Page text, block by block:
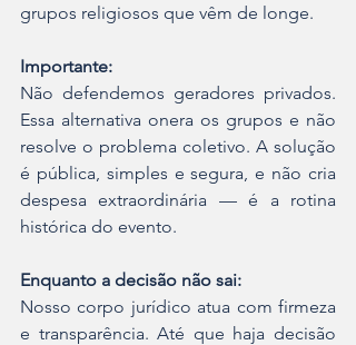
grupos religiosos que vêm de longe.
Importante:
Não defendemos geradores privados.
Essa alternativa onera os grupos e não
resolve o problema coletivo. A solução
é pública, simples e segura, e não cria
despesa extraordinária — é a rotina
histórica do evento.
Enquanto a decisão não sai:
Nosso corpo jurídico atua com firmeza
e transparência. Até que haja decisão